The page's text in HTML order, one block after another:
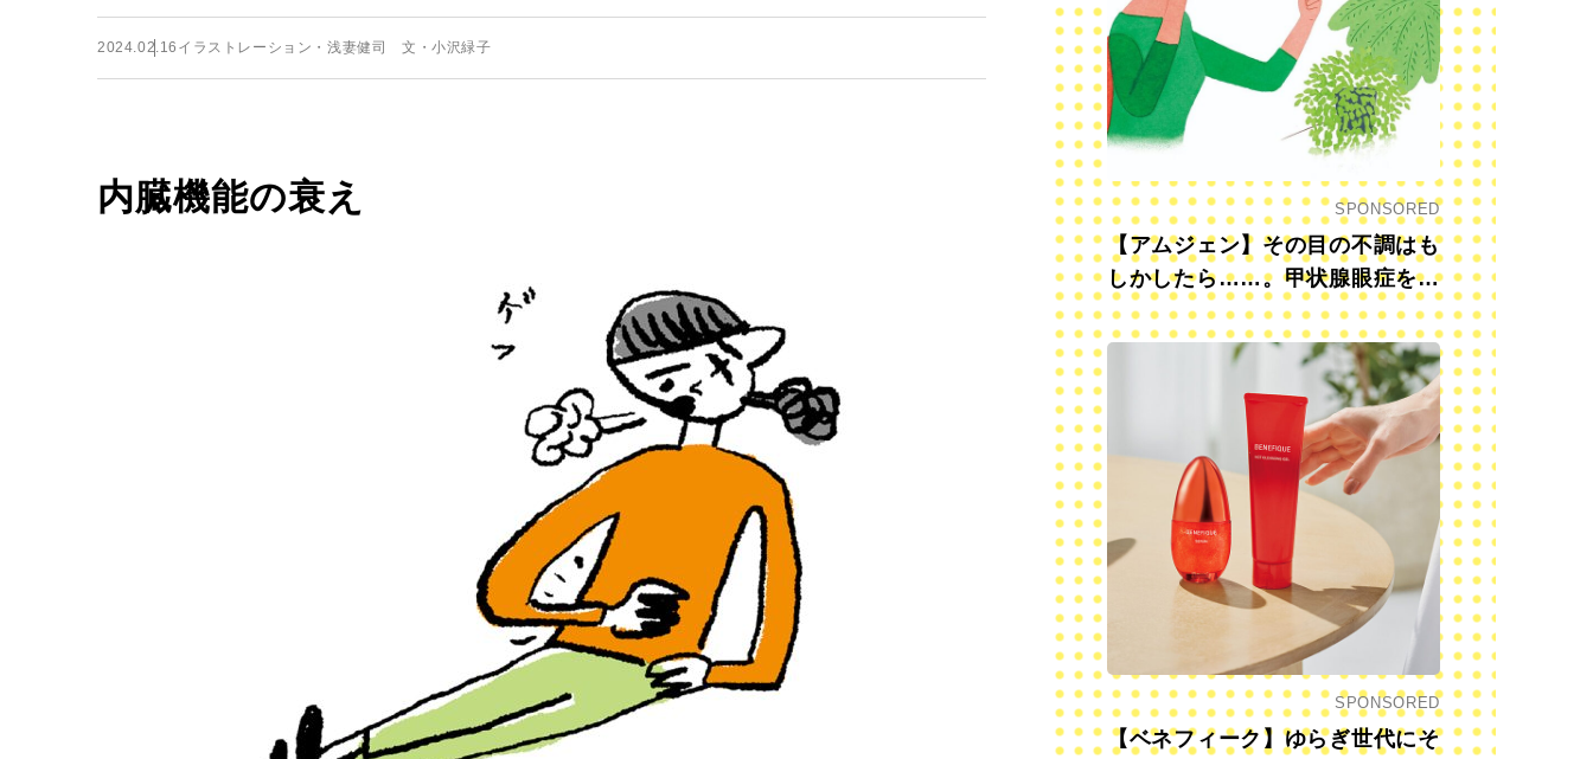
2024.02.16 イラストレーション・浅妻健司 文・小沢緑子
内臓機能の衰え SPONSORED
【アムジェン】その目の不調はも
しかしたら……。甲状腺眼症を知
っていますか？
SPONSORED
【ベネフィーク】ゆらぎ世代にそ